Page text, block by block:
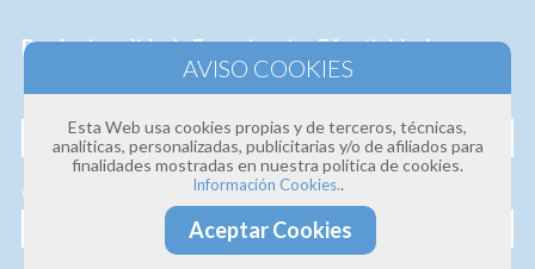
Profesionalidad · Experiencia · Efectividad
Nombre
Correo electrónico
Esta Web usa cookies propias y de terceros, técnicas,
analíticas, personalizadas, publicitarias y/o de afiliados para
finalidades mostradas en nuestra política de cookies.
Información Cookies..
Aceptar Cookies